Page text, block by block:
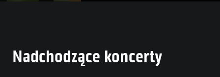
Nadchodzące koncerty